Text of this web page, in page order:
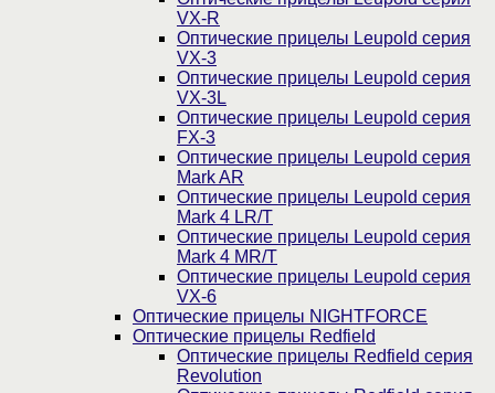
VX-R
Оптические прицелы Leupold серия
VX-3
Оптические прицелы Leupold серия
VX-3L
Оптические прицелы Leupold серия
FX-3
Оптические прицелы Leupold серия
Mark AR
Оптические прицелы Leupold серия
Mark 4 LR/T
Оптические прицелы Leupold серия
Mark 4 MR/T
Оптические прицелы Leupold серия
VX-6
Оптические прицелы NIGHTFORCE
Оптические прицелы Redfield
Оптические прицелы Redfield серия
Revolution